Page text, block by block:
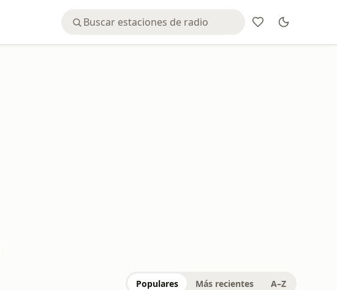
Populares Más recientes A–Z